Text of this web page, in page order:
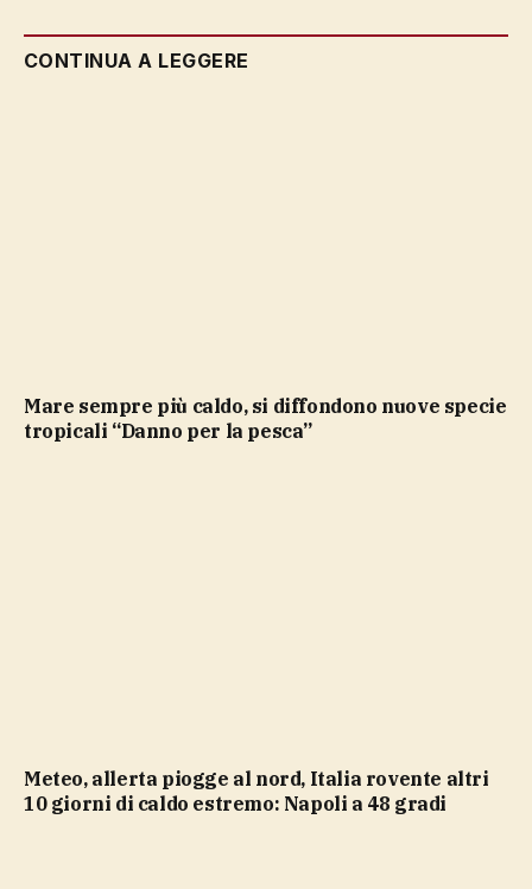
CONTINUA A LEGGERE
Mare sempre più caldo, si diffondono nuove specie
tropicali “Danno per la pesca”
Meteo, allerta piogge al nord, Italia rovente altri
10 giorni di caldo estremo: Napoli a 48 gradi